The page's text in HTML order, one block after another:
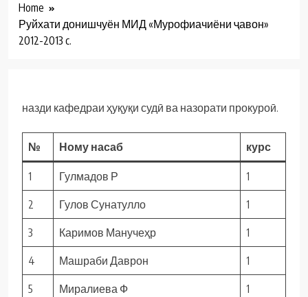
Home
Руйхати донишчуён МИД «Мурофиачиёни ҷавон»
2012-2013 c.
назди кафедраи ҳуқуқи судӣ ва назорати прокуроӣ.
№ Ному насаб курс
1 Гулмадов Р 1
2 Гулов Сунатулло 1
3 Каримов Манучеҳр 1
4 Машраби Даврон 1
5 Миралиева Ф 1